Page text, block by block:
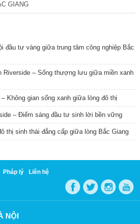
GIANG
đầu tư vàng giữa trung tâm công nghiệp Bắc
Riverside – Sống thượng lưu giữa miền xanh
Không gian sống xanh giữa lòng đô thị
– Điểm sáng đầu tư sinh lời bền vững
thị sinh thái đẳng cấp giữa lòng Bắc Giang
Pháp lý Liên hệ
NỘI